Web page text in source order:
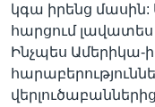
կգա իրենց մասին:
հարցում լավատես
Ինչպես Ամերիկա-